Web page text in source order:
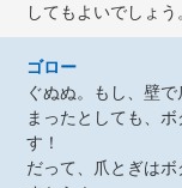
してもよいでしょう
ゴロー
ぐぬぬ。もし、壁
まったとしても、
す！
だって、爪とぎは